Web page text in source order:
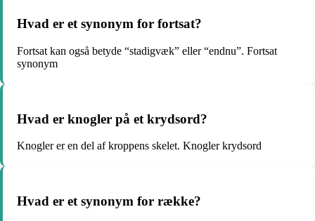
Hvad er et synonym for fortsat?
Fortsat kan også betyde “stadigvæk” eller “endnu”. Fortsat
synonym
Hvad er knogler på et krydsord?
Knogler er en del af kroppens skelet. Knogler krydsord
Hvad er et synonym for række?